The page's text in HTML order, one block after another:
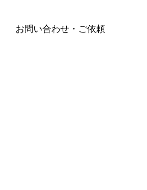
お問い合わせ・ご依頼